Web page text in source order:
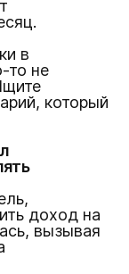
в
то не
который
доход на
вызывая